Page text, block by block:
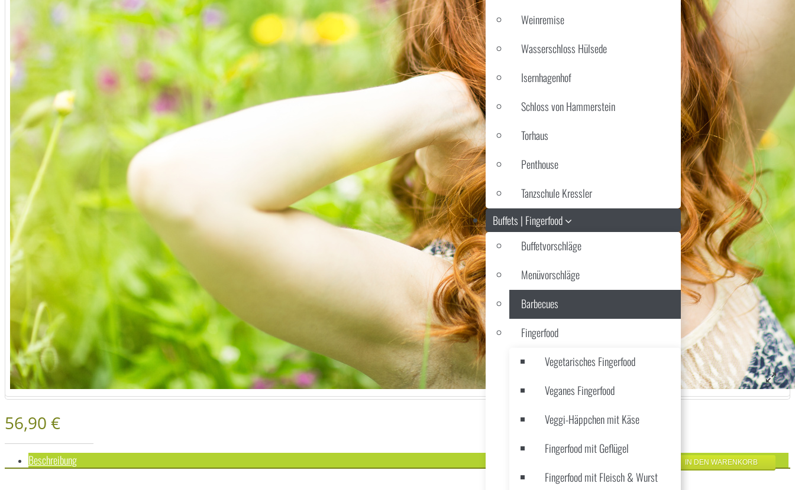
Weinremise
Wasserschloss Hülsede
Isernhagenhof
Schloss von Hammerstein
Torhaus
Penthouse
Tanzschule Kressler
Buffets | Fingerfood
Buffetvorschläge
Menüvorschläge
Barbecues
Fingerfood
Vegetarisches Fingerfood
Veganes Fingerfood
Veggi-Häppchen mit Käse
Fingerfood mit Geflügel
Fingerfood mit Fleisch & Wurst
56,90 €
Beschreibung